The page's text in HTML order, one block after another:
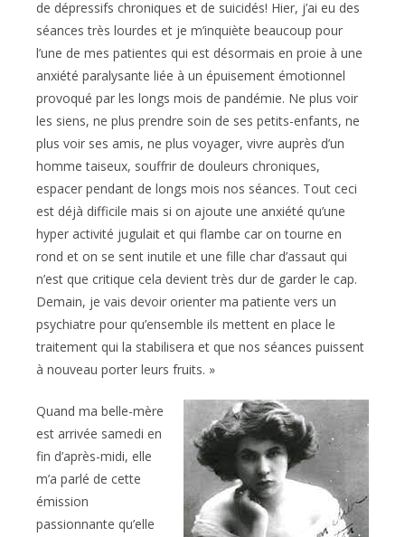
de dépressifs chroniques et de suicidés! Hier, j’ai eu des
séances très lourdes et je m’inquiète beaucoup pour
l’une de mes patientes qui est désormais en proie à une
anxiété paralysante liée à un épuisement émotionnel
provoqué par les longs mois de pandémie. Ne plus voir
les siens, ne plus prendre soin de ses petits-enfants, ne
plus voir ses amis, ne plus voyager, vivre auprès d’un
homme taiseux, souffrir de douleurs chroniques,
espacer pendant de longs mois nos séances. Tout ceci
est déjà difficile mais si on ajoute une anxiété qu’une
hyper activité jugulait et qui flambe car on tourne en
rond et on se sent inutile et une fille char d’assaut qui
n’est que critique cela devient très dur de garder le cap.
Demain, je vais devoir orienter ma patiente vers un
psychiatre pour qu’ensemble ils mettent en place le
traitement qui la stabilisera et que nos séances puissent
à nouveau porter leurs fruits. »
Quand ma belle-mère
est arrivée samedi en
fin d’après-midi, elle
m’a parlé de cette
émission
passionnante qu’elle